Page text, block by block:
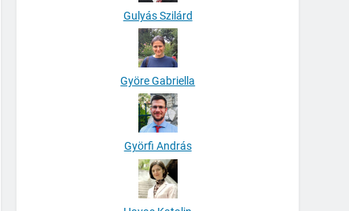
Gulyás Szilárd
Györe Gabriella
Györfi András